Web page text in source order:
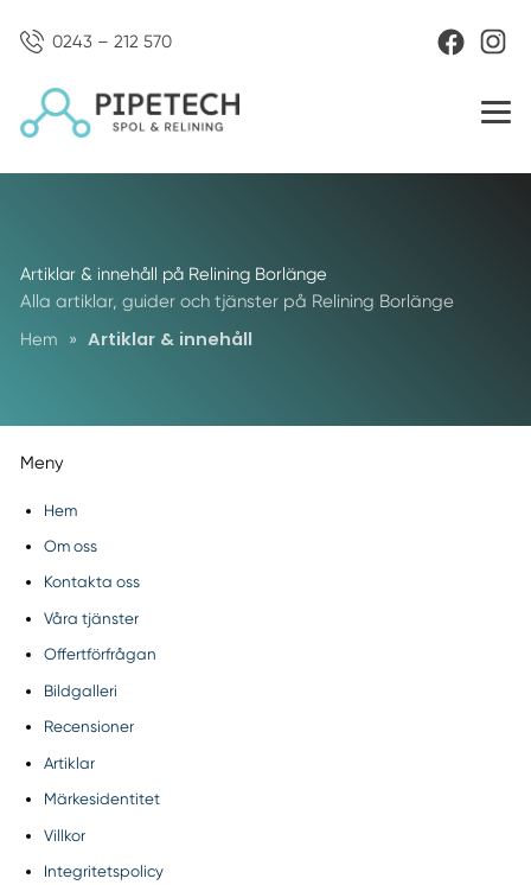
0243 – 212 570
Artiklar & innehåll på Relining Borlänge
Alla artiklar, guider och tjänster på Relining Borlänge
Hem
» Artiklar & innehåll
Meny
Hem
Om oss
Kontakta oss
Våra tjänster
Offertförfrågan
Bildgalleri
Recensioner
Artiklar
Märkesidentitet
Villkor
Integritetspolicy